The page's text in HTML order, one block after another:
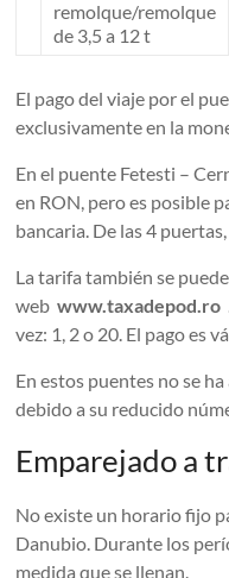
remolque/remolque
de 3,5 a 12 t
El pago del viaje por el
exclusivamente en la
En el puente Fetesti –
en RON, pero es posible
bancaria. De las 4
La tarifa también se
web www.taxadepod.ro
vez: 1, 2 o 20. El pago es
En estos puentes no se
debido a su reducido
Emparejado a
No existe un horario fijo
Danubio. Durante los
medida que se llenan.